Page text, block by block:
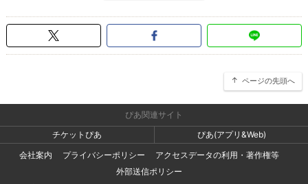
ページの先頭へ
ぴあ関連サイト
チケットぴあ
ぴあ(アプリ&Web)
会社案内
プライバシーポリシー
アクセスデータの利用・著作権等
外部送信ポリシー